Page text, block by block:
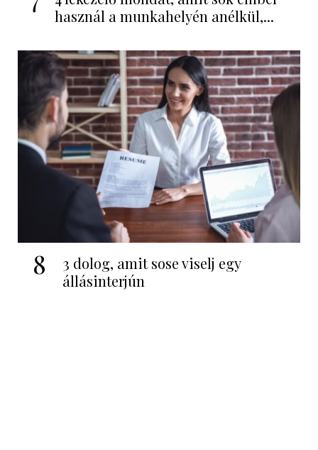
használ a munkahelyén anélkül,...
8
3 dolog, amit sose viselj egy
állásinterjún